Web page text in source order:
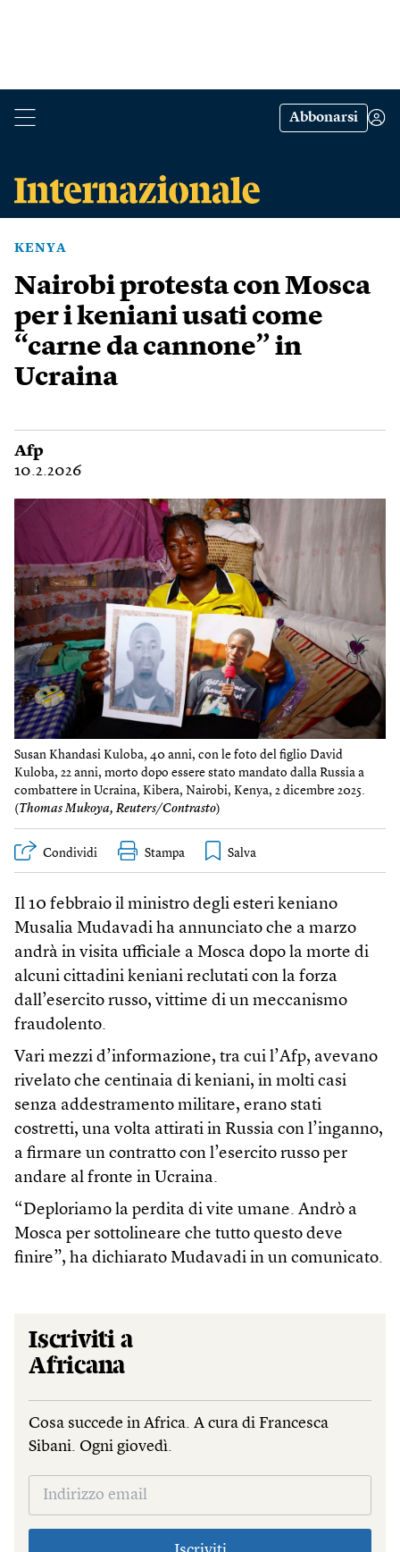
Abbonarsi
KENYA
Nairobi protesta con Mosca
per i keniani usati come
“carne da cannone” in
Ucraina
Afp
10.2.2026
Susan Khandasi Kuloba, 40 anni, con le foto del figlio David
Kuloba, 22 anni, morto dopo essere stato mandato dalla Russia a
combattere in Ucraina, Kibera, Nairobi, Kenya, 2 dicembre 2025.
(Thomas Mukoya, Reuters/Contrasto)
Condividi Stampa
Il 10 febbraio il ministro degli esteri keniano
Musalia Mudavadi ha annunciato che a marzo
andrà in visita ufficiale a Mosca dopo la morte di
alcuni cittadini keniani reclutati con la forza
dall’esercito russo, vittime di un meccanismo
fraudolento.
Vari mezzi d’informazione, tra cui l’Afp, avevano
rivelato che centinaia di keniani, in molti casi
senza addestramento militare, erano stati
costretti, una volta attirati in Russia con l’inganno,
a firmare un contratto con l’esercito russo per
andare al fronte in Ucraina.
“Deploriamo la perdita di vite umane. Andrò a
Mosca per sottolineare che tutto questo deve
finire”, ha dichiarato Mudavadi in un comunicato.
Iscriviti a
Africana
Cosa succede in Africa. A cura di Francesca
Sibani. Ogni giovedì.